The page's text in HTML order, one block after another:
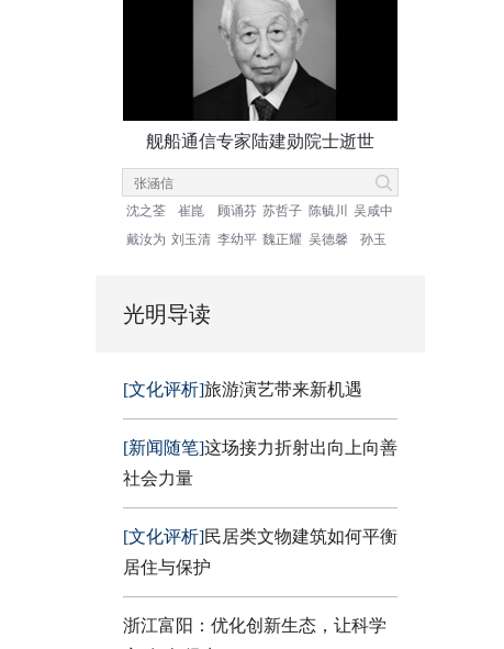
舰船通信专家陆建勋院士逝世
沈之荃 崔崑 顾诵芬 苏哲子 陈毓川
吴咸中
戴汝为 刘玉清 李幼平 魏正耀 吴德馨 孙玉
光明导读
[文化评析]旅游演艺带来新机遇
[新闻随笔]这场接力折射出向上向善
社会力量
[文化评析]民居类文物建筑如何平衡
居住与保护
浙江富阳：优化创新生态，让科学